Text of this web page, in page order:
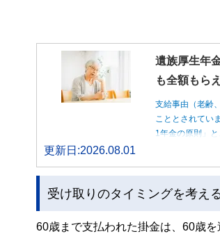
遺族厚生年
も全額もら
支給事由（老齢
こととされてい
1年金の原則」
更新日:2026.08.01
受け取りのタイミングを考え
60歳まで支払われた掛金は、60歳